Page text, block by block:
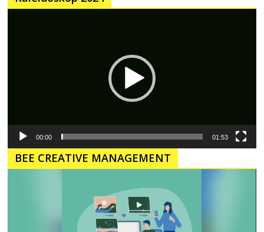
00:00 01:53
BEE CREATIVE MANAGEMENT